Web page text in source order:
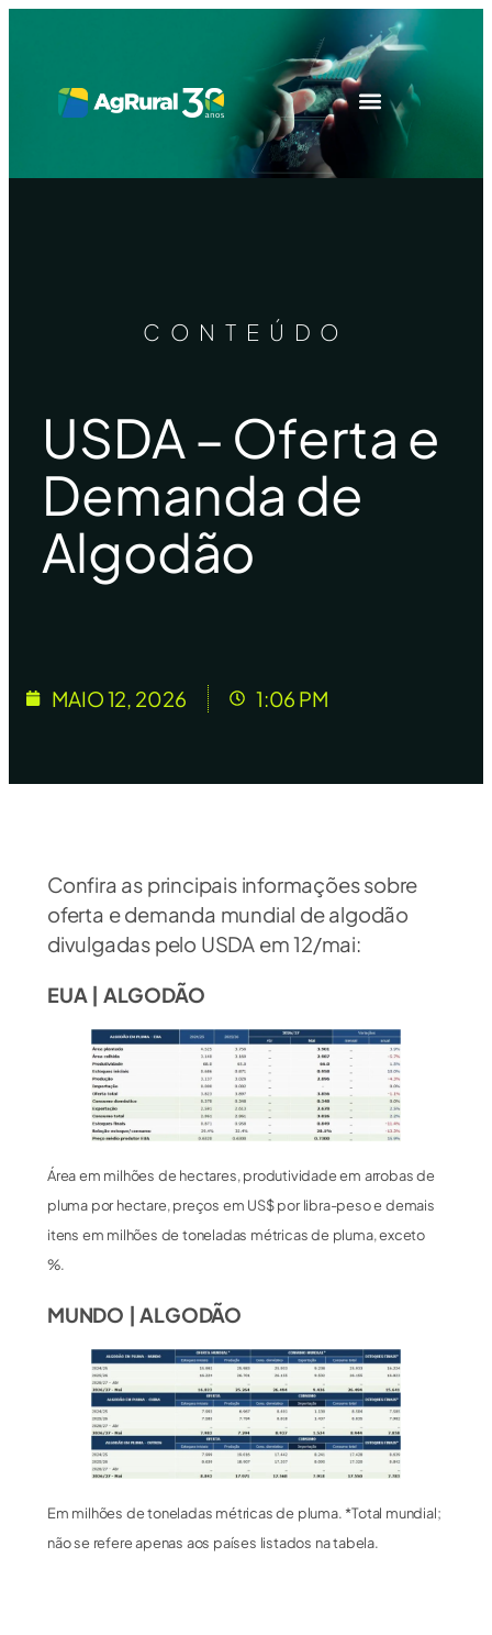
CONTEÚDO
USDA – Oferta e
Demanda de
Algodão
MAIO 12, 2026 1:06 PM
Confira as principais informações sobre
oferta e demanda mundial de algodão
divulgadas pelo USDA em 12/mai:
EUA | ALGODÃO
Área em milhões de hectares, produtividade em arrobas de
pluma por hectare, preços em US$ por libra-peso e demais
itens em milhões de toneladas métricas de pluma, exceto
%.
MUNDO | ALGODÃO
Em milhões de toneladas métricas de pluma. *Total mundial;
não se refere apenas aos países listados na tabela.